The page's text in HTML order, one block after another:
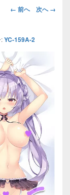
画
ビ
ゲ
ー
シ
ョ
ン
← 前へ 次へ →
YC-159A-2